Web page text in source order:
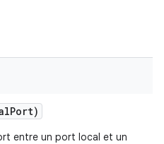
Port)
entre un port local et un